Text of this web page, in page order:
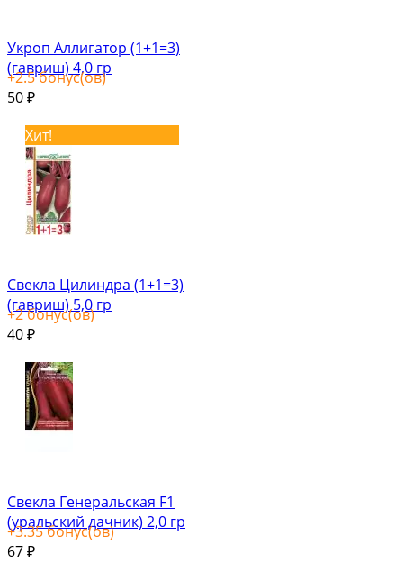
Укроп Аллигатор (1+1=3)
(гавриш) 4,0 гр
+2.5бонус(ов)
50 ₽
Хит!
Свекла Цилиндра (1+1=3)
(гавриш) 5,0 гр
+2бонус(ов)
40 ₽
Свекла Генеральская F1
(уральский дачник) 2,0 гр
+3.35бонус(ов)
67 ₽